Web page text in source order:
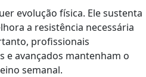
evolução física. Ele sustenta
a resistência necessária
profissionais
e avançados mantenham o
semanal.